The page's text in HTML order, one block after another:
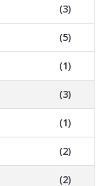
(3)
(5)
(1)
(3)
(1)
(2)
(2)